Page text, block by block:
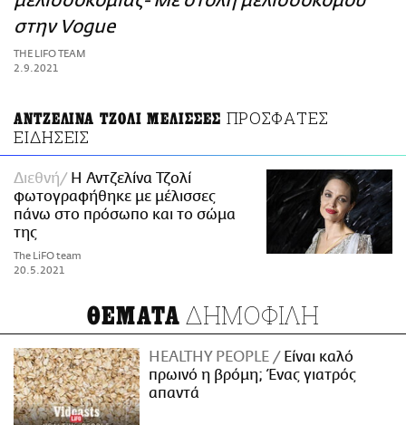
ΑΜΠΑ
PRINT
στην Vogue
THE LIFO TEAM
2.9.2021
ΑΝΤΖΕΛΙΝΑ ΤΖΟΛΙ ΜΕΛΙΣΣΕΣ ΠΡΟΣΦΑΤΕΣ
ΕΙΔΗΣΕΙΣ
Διεθνή
Η Αντζελίνα Τζολί
φωτογραφήθηκε με μέλισσες
πάνω στο πρόσωπο και το σώμα
της
The LiFO team
20.5.2021
ΘΕΜΑΤΑ ΔΗΜΟΦΙΛΗ
HEALTHY PEOPLE
Είναι καλό
πρωινό η βρόμη; Ένας γιατρός
απαντά